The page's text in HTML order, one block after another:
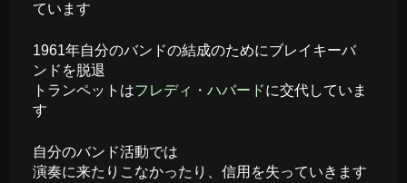
ています
1961年自分のバンドの結成のためにブレイキーバ
ンドを脱退
トランペットはフレディ・ハバードに交代していま
す
自分のバンド活動では
演奏に来たりこなかったり、信用を失っていきます